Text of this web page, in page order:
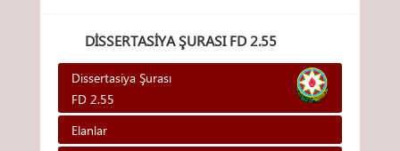
DISSERTASIYA ŞURASI FD 2.55
Dissertasiya Şurası
FD 2.55
Elanlar